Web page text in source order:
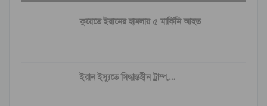
কুয়েতে ইরানের হামলায় ৫ মার্কিনি আহত
ইরান ইস্যুতে সিদ্ধান্তহীন ট্রাম্প,…